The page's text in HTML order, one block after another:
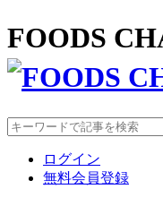
FOODS
ログイン
無料会員登録